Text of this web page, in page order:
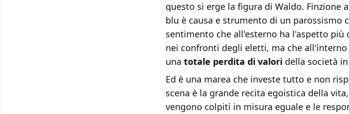
questo si erge la figura di Waldo. Finzione
blu è causa e strumento di un parossismo
sentimento che all'esterno ha l'aspetto più
nei confronti degli eletti, ma che
una totale perdita di valori della società
Ed è una marea che investe tutto e non
scena è la grande recita egoistica della
vengono colpiti in misura eguale e le